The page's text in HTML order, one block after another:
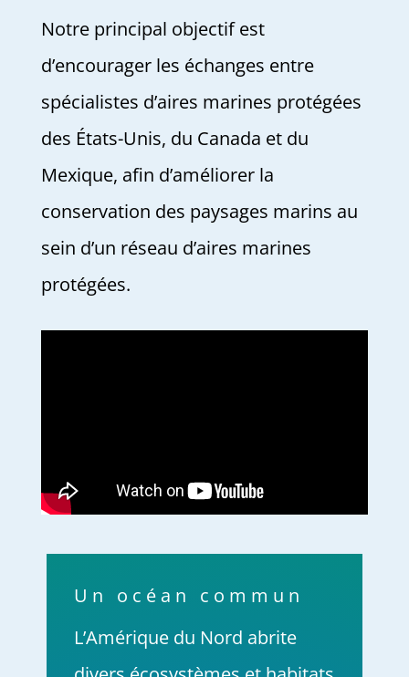
Notre principal objectif est
d’encourager les échanges entre
spécialistes d’aires marines protégées
des États-Unis, du Canada et du
Mexique, afin d’améliorer la
conservation des paysages marins au
sein d’un réseau d’aires marines
protégées.
Un océan commun
L’Amérique du Nord abrite